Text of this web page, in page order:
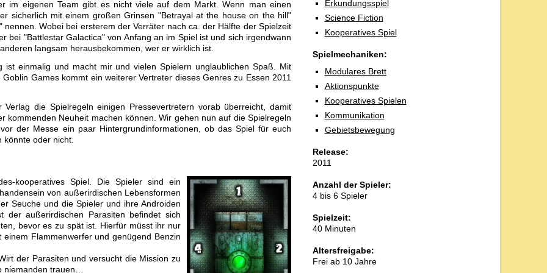
Erkundungsspiel
Science Fiction
Kooperatives Spiel
Spielmechaniken:
Modulares Brett
Aktionspunkte
Kooperatives Spielen
Kommunikation
Gebietsbewegung
Release:
2011
Anzahl der Spieler:
4 bis 6 Spieler
Spielzeit:
40 Minuten
Altersfreigabe:
Frei ab 10 Jahre
im eigenen Team gibt es nicht viele auf dem Markt. Wenn man einen
sicherlich mit einem großen Grinsen "Betrayal at the house on the hill"
nennen. Wobei bei ersterem der Verräter nach ca. der Hälfte der Spielzeit
bei "Battlestar Galactica" von Anfang an im Spiel ist und sich irgendwann
langsam herausbekommen, wer er wirklich ist.
ist einmalig und macht mir und vielen Spielern unglaublichen Spaß. Mit
Games kommt ein weiterer Vertreter dieses Genres zu Essen 2011
die Spielregeln einigen Pressevertretern vorab überreicht, damit
kommenden Neuheit machen können. Wir gehen nun auf die Spielregeln
der Messe ein paar Hintergrundinformationen, ob das Spiel für euch
oder nicht.
kooperatives Spiel. Die Spieler sind ein
von außerirdischen Lebensformen
Seuche und die Spieler und ihre Androiden
außerirdischen Parasiten befindet sich
bevor es zu spät ist. Hierfür müsst ihr nur
Flammenwerfer und genügend Benzin
der Parasiten und versucht die Mission zu
niemanden trauen…